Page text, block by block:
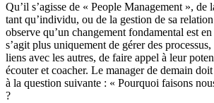
Qu’il s’agisse de « People Management », de
tant qu’individu, ou de la gestion de sa
observe qu’un changement fondamental est
s’agit plus uniquement de gérer des
liens avec les autres, de faire appel à leur
écouter et coacher. Le manager de demain
à la question suivante : « Pourquoi faisons
?